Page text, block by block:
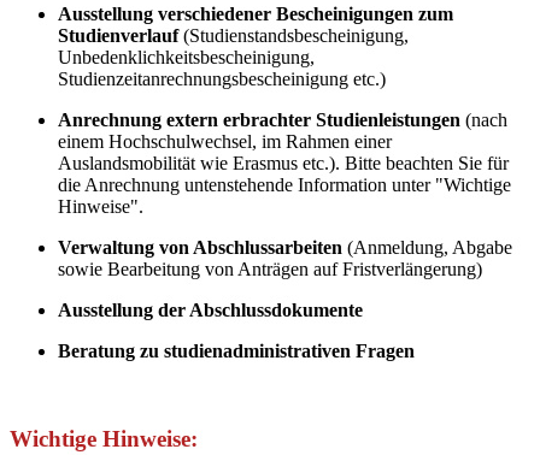
Ausstellung verschiedener Bescheinigungen zum
Studienverlauf(Studienstandsbescheinigung,
Unbedenklichkeitsbescheinigung,
Studienzeitanrechnungsbescheinigung etc.)
Anrechnung extern erbrachter Studienleistungen (nach
einem Hochschulwechsel, im Rahmen einer
Auslandsmobilität wie Erasmus etc.). Bitte beachten Sie für
die Anrechnung untenstehende Information unter "Wichtige
Hinweise".
Verwaltung von Abschlussarbeiten (Anmeldung, Abgabe
sowie Bearbeitung von Anträgen auf Fristverlängerung)
Ausstellung der Abschlussdokumente
Beratung zu studienadministrativen Fragen
Wichtige Hinweise: